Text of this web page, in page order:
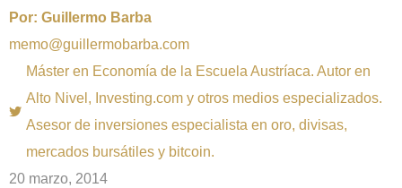
Por: Guillermo Barba
memo@guillermobarba.com
Máster en Economía de la Escuela Austríaca. Autor en
Alto Nivel, Investing.com y otros medios especializados.
Asesor de inversiones especialista en oro, divisas,
mercados bursátiles y bitcoin.
20 marzo, 2014